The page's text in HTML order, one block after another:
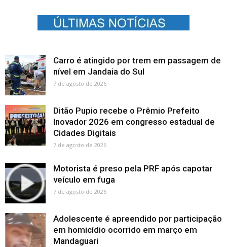
Carro é atingido por trem em passagem de
nível em Jandaia do Sul
7 de agosto de 2026
Ditão Pupio recebe o Prêmio Prefeito
Inovador 2026 em congresso estadual de
Cidades Digitais
7 de agosto de 2026
Motorista é preso pela PRF após capotar
veículo em fuga
7 de agosto de 2026
Adolescente é apreendido por participação
em homicídio ocorrido em março em
Mandaguari